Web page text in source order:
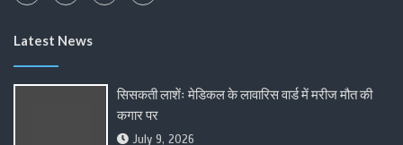
Latest News
सिसकती लाशेंः मेडिकल के लावारिस वार्ड में मरीज मौत की
कगार पर
July 9, 2026